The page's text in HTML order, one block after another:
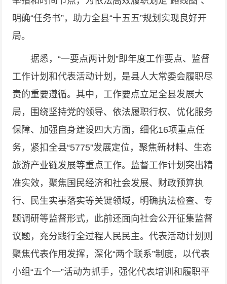
明确“任务书”，助力全县“十五五”规划实现良好开
局。
据悉，“一要点两计划”即年度工作要点、监督
工作计划和代表活动计划，是县人大常委会履职尽
责的重要遵循。其中，工作要点立足全县发展大
局，围绕坚持党的领导、依法履职行权、优化服务
保障、加强自身建设四大方面，细化16项重点任
务，紧扣全县“5775”发展定位，聚焦新材料、生态
旅游产业链发展等重点工作。监督工作计划突出精
准实效，聚焦国民经济和社会发展、财政预算执
行、民生实事落实等关键领域，明确执法检查、专
题调研等监督形式，此前还面向社会公开征集监督
议题，充分践行全过程人民民主。代表活动计划则
聚焦代表作用发挥，深化“两个联系”制度，以代表
小组“五个一”活动为抓手，强化代表培训和履职平